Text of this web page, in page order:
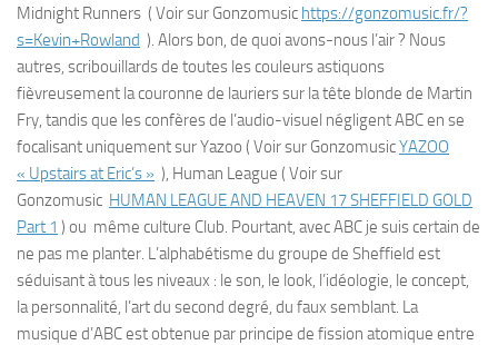
Midnight Runners ( Voir sur Gonzomusic https://gonzomusic.fr/?
s=Kevin+Rowland ). Alors bon, de quoi avons-nous l’air ? Nous
autres, scribouillards de toutes les couleurs astiquons
fièvreusement la couronne de lauriers sur la tête blonde de Martin
Fry, tandis que les confères de l’audio-visuel négligent ABC en se
focalisant uniquement sur Yazoo ( Voir sur GonzomusicYAZOO
« Upstairs at Eric’s » ), Human League ( Voir sur
Gonzomusic HUMAN LEAGUE AND HEAVEN 17 SHEFFIELD GOLD
Part 1 ) ou même culture Club. Pourtant, avec ABC je suis certain de
ne pas me planter. L’alphabétisme du groupe de Sheffield est
séduisant à tous les niveaux : le son, le look, l’idéologie, le concept,
la personnalité, l’art du second degré, du faux semblant. La
musique d’ABC est obtenue par principe de fission atomique entre